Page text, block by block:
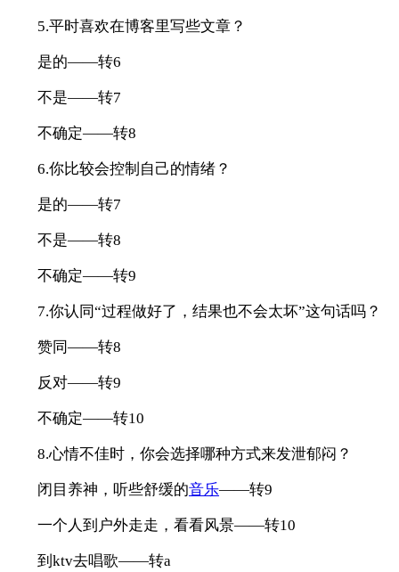
5.平时喜欢在博客里写些文章？
是的——转6
不是——转7
不确定——转8
6.你比较会控制自己的情绪？
是的——转7
不是——转8
不确定——转9
7.你认同“过程做好了，结果也不会太坏”这句话吗？
赞同——转8
反对——转9
不确定——转10
8.心情不佳时，你会选择哪种方式来发泄郁闷？
闭目养神，听些舒缓的音乐——转9
一个人到户外走走，看看风景——转10
到ktv去唱歌——转a